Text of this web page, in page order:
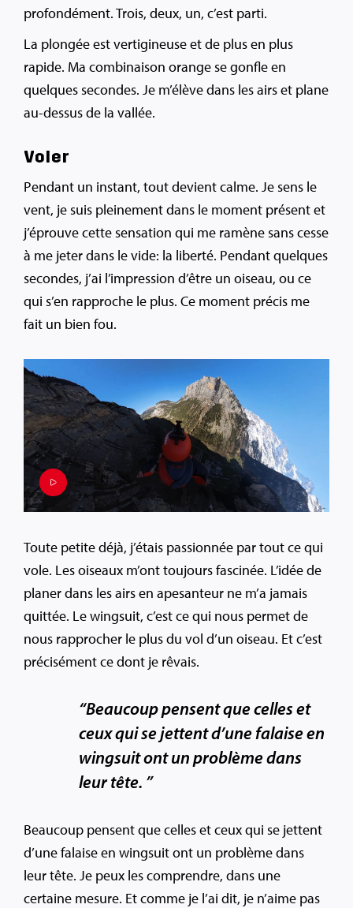
profondément. Trois, deux, un, c’est parti.
La plongée est vertigineuse et de plus en plus
rapide. Ma combinaison orange se gonfle en
quelques secondes. Je m’élève dans les airs et plane
au-dessus de la vallée.
Voler
Pendant un instant, tout devient calme. Je sens le
vent, je suis pleinement dans le moment présent et
j’éprouve cette sensation qui me ramène sans cesse
à me jeter dans le vide: la liberté. Pendant quelques
secondes, j’ai l’impression d’être un oiseau, ou ce
qui s’en rapproche le plus. Ce moment précis me
fait un bien fou.
Toute petite déjà, j’étais passionnée par tout ce qui
vole. Les oiseaux m’ont toujours fascinée. L’idée de
planer dans les airs en apesanteur ne m’a jamais
quittée. Le wingsuit, c’est ce qui nous permet de
nous rapprocher le plus du vol d’un oiseau. Et c’est
précisément ce dont je rêvais.
“Beaucoup pensent que celles et
ceux qui se jettent d’une falaise en
wingsuit ont un problème dans
leur tête. ”
Beaucoup pensent que celles et ceux qui se jettent
d’une falaise en wingsuit ont un problème dans
leur tête. Je peux les comprendre, dans une
certaine mesure. Et comme je l’ai dit, je n’aime pas